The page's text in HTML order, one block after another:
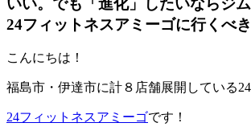
24フィットネスアミーゴに行くべ
こんにちは！
福島市・伊達市に計８店舗展開している
24フィットネスアミーゴです！